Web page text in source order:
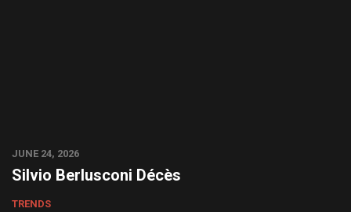
JUNE 24, 2026
Silvio Berlusconi Décès
TRENDS